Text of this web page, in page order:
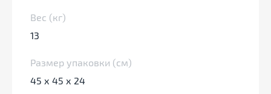
Вес (кг)
13
Размер упаковки (см)
45 х 45 х 24